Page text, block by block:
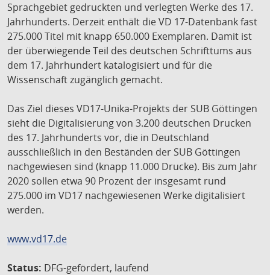
Sprachgebiet gedruckten und verlegten Werke des 17.
Jahrhunderts. Derzeit enthält die VD 17-Datenbank fast
275.000 Titel mit knapp 650.000 Exemplaren. Damit ist
der überwiegende Teil des deutschen Schrifttums aus
dem 17. Jahrhundert katalogisiert und für die
Wissenschaft zugänglich gemacht.
Das Ziel dieses VD17-Unika-Projekts der SUB Göttingen
sieht die Digitalisierung von 3.200 deutschen Drucken
des 17. Jahrhunderts vor, die in Deutschland
ausschließlich in den Beständen der SUB Göttingen
nachgewiesen sind (knapp 11.000 Drucke). Bis zum Jahr
2020 sollen etwa 90 Prozent der insgesamt rund
275.000 im VD17 nachgewiesenen Werke digitalisiert
werden.
www.vd17.de
Status: DFG-gefördert, laufend